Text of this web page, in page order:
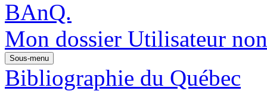
Mon dossier Utilisateur
Sous-menu
Bibliographie du Québec